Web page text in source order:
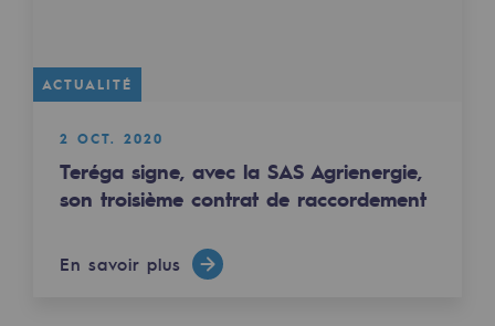
Objectif Hydrogène
CCUS Objectif Zéro CO2
Objectif Biométhane
Le Labo
Acteur engagé
ACTUALITÉ
2 OCT. 2020
Teréga signe, avec la SAS Agrienergie,
son troisième contrat de raccordement
En savoir plus